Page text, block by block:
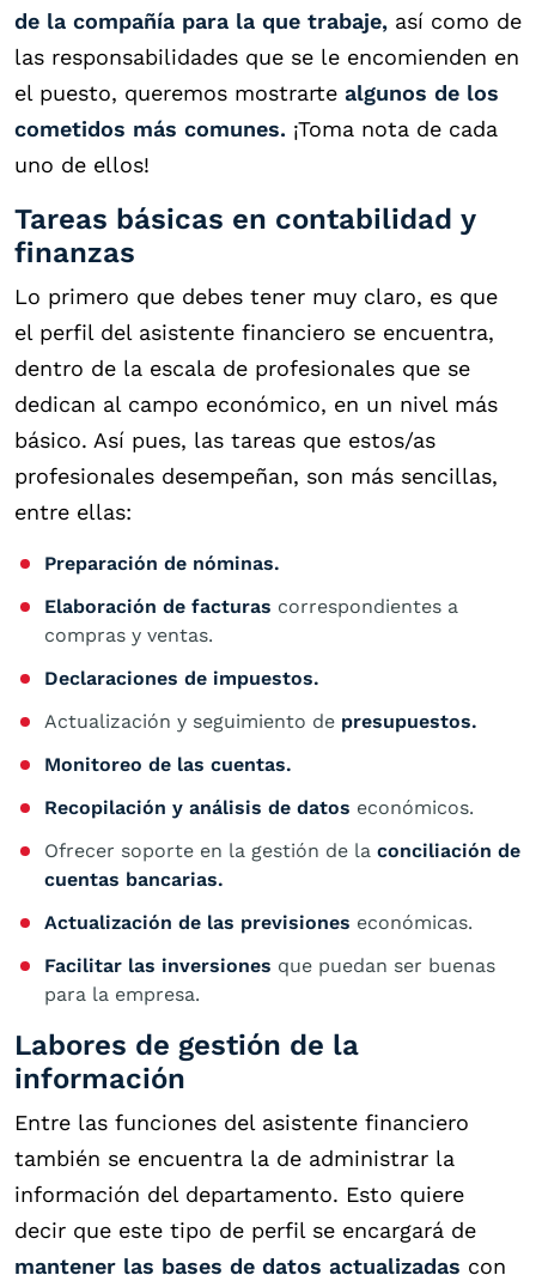
de la compañía para la que trabaje, así como de
las responsabilidades que se le encomienden en
el puesto, queremos mostrarte algunos de los
cometidos más comunes. ¡Toma nota de cada
uno de ellos!
Tareas básicas en contabilidad y
finanzas
Lo primero que debes tener muy claro, es que
el perfil del asistente financiero se encuentra,
dentro de la escala de profesionales que se
dedican al campo económico, en un nivel más
básico. Así pues, las tareas que estos/as
profesionales desempeñan, son más sencillas,
entre ellas:
Preparación de nóminas.
Elaboración de facturas correspondientes a
compras y ventas.
Declaraciones de impuestos.
Actualización y seguimiento de presupuestos.
Monitoreo de las cuentas.
Recopilación y análisis de datos económicos.
Ofrecer soporte en la gestión de la conciliación de
cuentas bancarias.
Actualización de las previsiones económicas.
Facilitar las inversiones que puedan ser buenas
para la empresa.
Labores de gestión de la
información
Entre las funciones del asistente financiero
también se encuentra la de administrar la
información del departamento. Esto quiere
decir que este tipo de perfil se encargará de
mantener las bases de datos actualizadas con